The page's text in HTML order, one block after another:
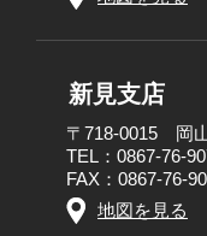
新見支店
〒718-0015 岡
TEL：0867-76-
FAX：0867-76-
地図を見る